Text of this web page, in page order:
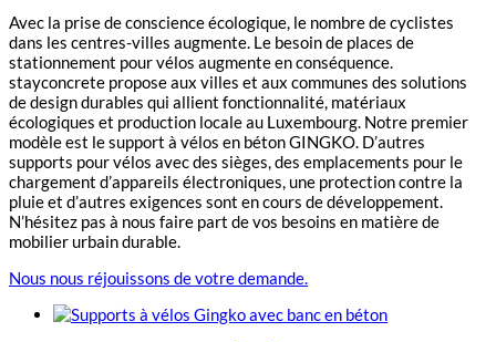
Avec la prise de conscience écologique, le nombre de cyclistes
dans les centres-villes augmente. Le besoin de places de
stationnement pour vélos augmente en conséquence.
stayconcrete propose aux villes et aux communes des solutions
de design durables qui allient fonctionnalité, matériaux
écologiques et production locale au Luxembourg. Notre premier
modèle est le support à vélos en béton GINGKO. D’autres
supports pour vélos avec des sièges, des emplacements pour le
chargement d’appareils électroniques, une protection contre la
pluie et d’autres exigences sont en cours de développement.
N’hésitez pas à nous faire part de vos besoins en matière de
mobilier urbain durable.
Nous nous réjouissons de votre demande.